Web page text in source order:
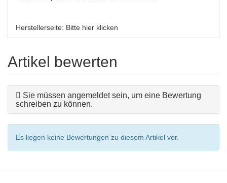
Herstellerseite: Bitte hier klicken
Artikel bewerten
Sie müssen angemeldet sein, um eine Bewertung
schreiben zu können.
Es liegen keine Bewertungen zu diesem Artikel vor.